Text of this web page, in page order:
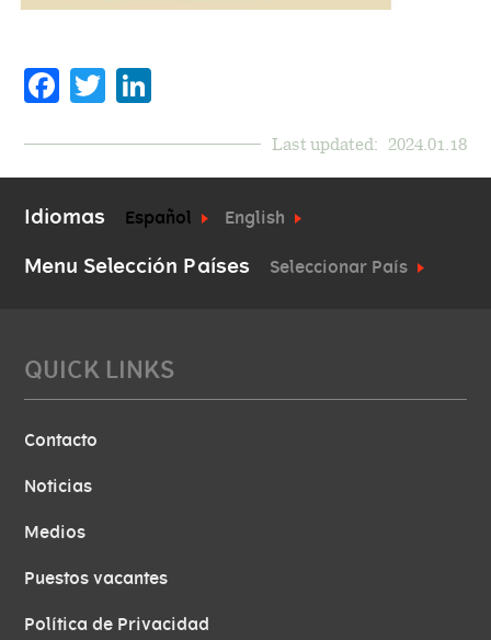
Facebook
Twitter
Last updated: 2024.01.18
Idiomas Español English
Menu Selección Países Seleccionar País
QUICK LINKS
Contacto
Noticias
Medios
Puestos vacantes
Política de Privacidad